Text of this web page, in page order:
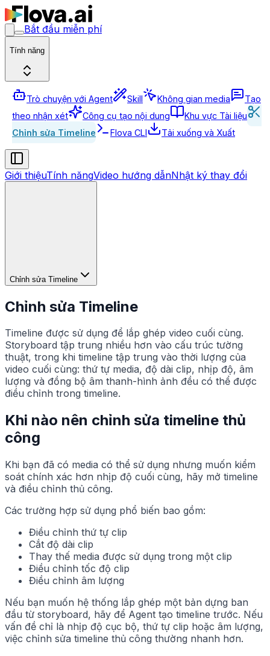
Bắt đầu miễn phí
Tính năng
Trò chuyện với Agent Skill Không gian media
Tạo
theo nhận xét
Công cụ tạo nội dung
Khu vực Tài liệu
Chỉnh sửa Timeline
Flova CLI Tải xuống và Xuất
Giới thiệuTính năngVideo hướng dẫnNhật ký thay đổi
Chỉnh sửa Timeline
Chỉnh sửa Timeline
Timeline được sử dụng để lắp ghép video cuối cùng.
Storyboard tập trung nhiều hơn vào cấu trúc tường
thuật, trong khi timeline tập trung vào thời lượng của
video cuối cùng: thứ tự media, độ dài clip, nhịp độ, âm
lượng và đồng bộ âm thanh-hình ảnh đều có thể được
điều chỉnh trong timeline.
Khi nào nên chỉnh sửa timeline thủ
công
Khi bạn đã có media có thể sử dụng nhưng muốn kiểm
soát chính xác hơn nhịp độ cuối cùng, hãy mở timeline
và điều chỉnh thủ công.
Các trường hợp sử dụng phổ biến bao gồm:
Điều chỉnh thứ tự clip
Cắt độ dài clip
Thay thế media được sử dụng trong một clip
Điều chỉnh tốc độ clip
Điều chỉnh âm lượng
Nếu bạn muốn hệ thống lắp ghép một bản dựng ban
đầu từ storyboard, hãy để Agent tạo timeline trước. Nếu
vấn đề chỉ là nhịp độ cục bộ, thứ tự clip hoặc âm lượng,
việc chỉnh sửa timeline thủ công thường nhanh hơn.